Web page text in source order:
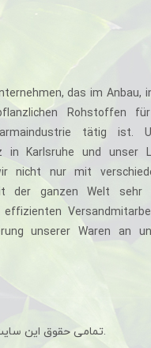
das im Anbau,
Rohstoffen
tätig ist.
in Karlsruhe und unser
nicht nur mit
der ganzen Welt sehr
unserer Waren an
تمامی حقوق این سایت متعلق به مجموعه آرین پلنت می باشد.